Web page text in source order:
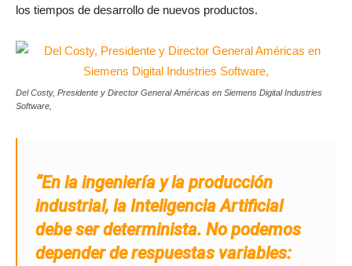
los tiempos de desarrollo de nuevos productos.
Del Costy, Presidente y Director General Américas en Siemens Digital Industries
Software,
“En la ingeniería y la producción
industrial, la Inteligencia Artificial
debe ser determinista. No podemos
depender de respuestas variables: